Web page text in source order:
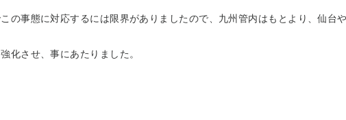
の事態に対応するには限界がありましたので、九州管内はもとより、仙台
化させ、事にあたりました。